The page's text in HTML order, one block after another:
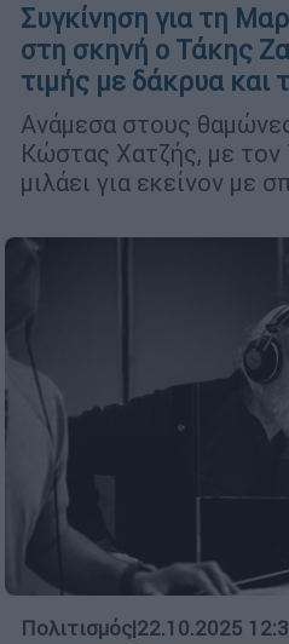
Συγκίνηση για τη
στη σκηνή ο Τάκης
τιμής με δάκρυα και
Ανάμεσα στους
Κώστας Χατζής, με τον
μιλάει για εκείνον με
Πολιτισμός|22.10.2025